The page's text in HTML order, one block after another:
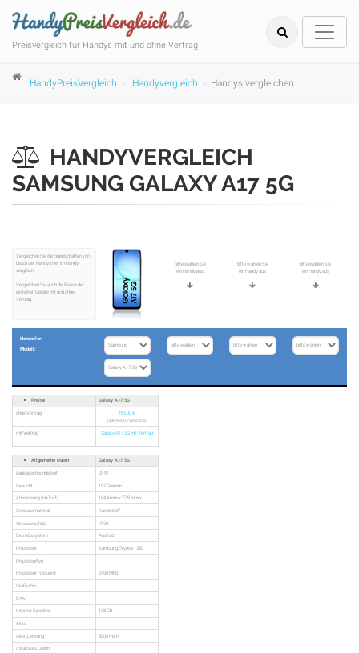
Preisvergleich für Handys mit und ohne Vertrag
HandyPreisVergleich Handyvergleich Handys vergleichen
HANDYVERGLEICH
SAMSUNG GALAXY A17 5G
Vergleichen Sie die Eigenschaften von
bis zu vier Handys hier im Handy­
vergleich.
Vergleichen Sie auch die Preise der
einzelnen Geräte mit und ohne
Vertrag.
Hersteller:
Modell:
Preise
ohne Vertrag
mit Vertrag
Allgemeine Daten
Ladegeschwindigkeit
Gewicht
Abmessung (HxTxB)
Gehäusematerial
Gehäuseschutz
Betriebssystem
Prozessor
Prozessortyp
Prozessor Frequenz
Grafikchip
RAM
Interner Speicher
Akku
Akku Leistung
Induktives Laden
Galaxy A17 5G
165,00 €
(inkl. Mwst./Versand)
Galaxy A17 5G mit Vertrag
Galaxy A17 5G
25 W
192 Gramm
164,4 mm x 77,9 mm x ...
Kunststoff
IP54
Android
Samsung Exynos 1330
2450 MHz
128 GB
5000 mAh
bitte wählen Sie
ein Handy aus
bitte wählen Sie
ein Handy aus
bitte wählen Sie
ein Handy aus